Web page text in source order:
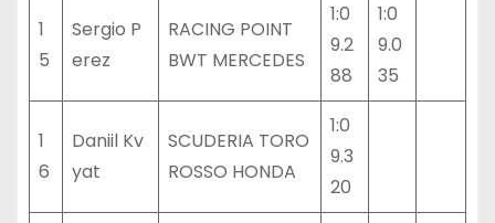
1
5
Sergio P
erez
RACING POINT
BWT MERCEDES
1:0
9.2
88
1:0
9.0
35
1
6
Daniil Kv
yat
SCUDERIA TORO
ROSSO HONDA
1:0
9.3
20